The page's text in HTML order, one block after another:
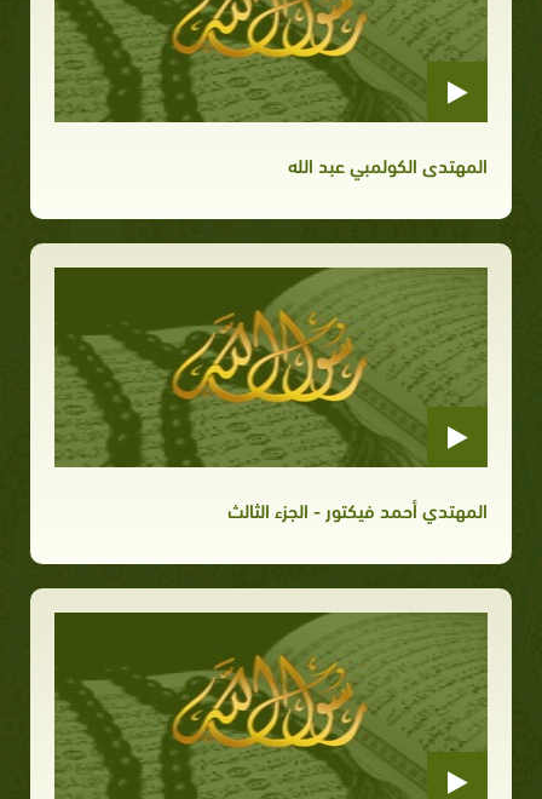
المهتدى الكولمبي عبد الله
المهتدي أحمد فيكتور - الجزء الثالث